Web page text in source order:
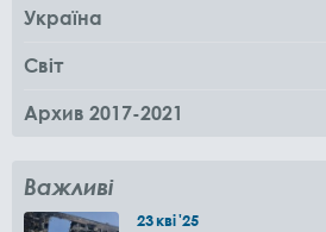
Україна
Світ
Архив 2017-2021
Важливі
23кві'25